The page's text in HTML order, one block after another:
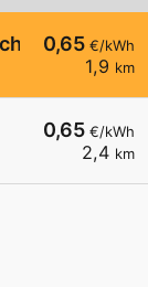
0,65 €/kWh
1,9 km
0,65 €/kWh
2,4 km